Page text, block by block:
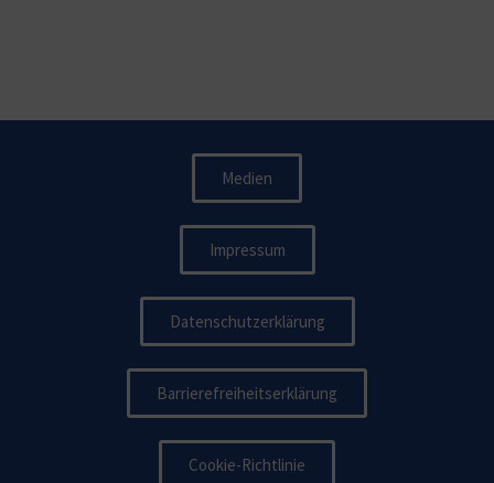
Medien
Impressum
Datenschutzerklärung
Barrierefreiheitserklärung
Cookie-Richtlinie